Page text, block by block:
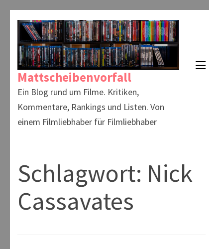
springen
(Enter
drücken)
Mattscheibenvorfall
Ein Blog rund um Filme. Kritiken,
Kommentare, Rankings und Listen. Von
einem Filmliebhaber für Filmliebhaber
Schlagwort: Nick
Cassavates